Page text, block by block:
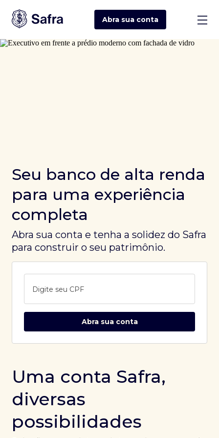
Abra sua conta
Seu banco de alta renda
para uma experiência
completa
Abra sua conta e tenha a solidez do Safra
para construir o seu patrimônio.
Digite seu CPF
Abra sua conta
Uma conta Safra,
diversas
possibilidades